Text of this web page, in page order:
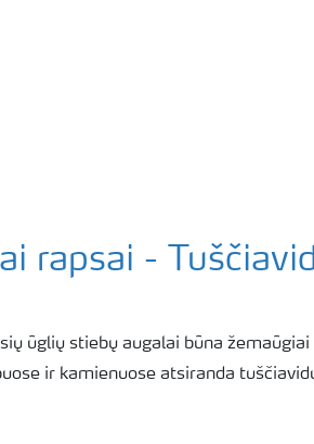
rapsai -
ūglių stiebų augalai būna žemaūgiai
ir kamienuose atsiranda